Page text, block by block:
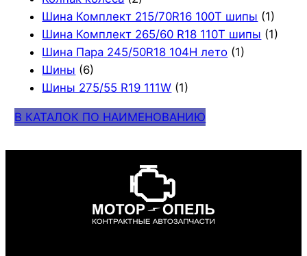
Шина Комплект 215/70R16 100T шипы (1)
Шина Комплект 265/60 R18 110T шипы (1)
Шина Пара 245/50R18 104H лето (1)
Шины (6)
Шины 275/55 R19 111W (1)
В КАТАЛОК ПО НАИМЕНОВАНИЮ